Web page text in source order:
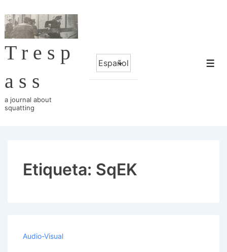
Saltar
al
contenido
Tresp
ass
a journal about
squatting
Elegir
un
Etiqueta: SqEK
Audio-Visual